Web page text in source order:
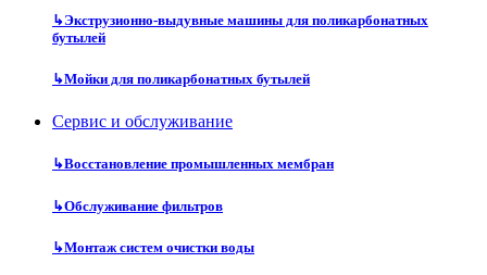
↳Экструзионно-выдувные машины для поликарбонатных
бутылей
↳Мойки для поликарбонатных бутылей
Сервис и обслуживание
↳Восстановление промышленных мембран
↳Обслуживание фильтров
↳Монтаж систем очистки воды